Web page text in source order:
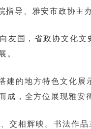
导、雅安市政协主
友国，省政协文化
。
建的地方特色文化
成，全方位展现雅安
交相辉映。书法作